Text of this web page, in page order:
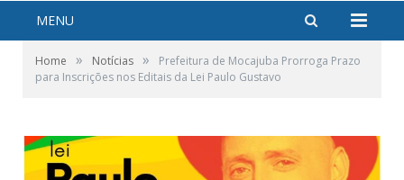
MENU
Home » Notícias »
Prefeitura de Mocajuba Prorroga Prazo
para Inscrições nos Editais da Lei Paulo Gustavo